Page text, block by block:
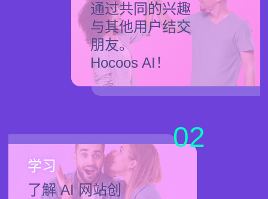
通过共同的兴趣
与其他用户结交
朋友。
Hocoos AI！
02
学习
了解 AI 网站创